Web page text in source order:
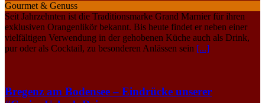
Gourmet & Genuss
Seit Jahrzehnten ist die Traditionsmarke Grand Marnier für ihren
exklusiven Orangenlikör bekannt. Bis heute findet er neben einer
vielfältigen Verwendung in der gehobenen Küche auch als Drink,
pur oder als Cocktail, zu besonderen Anlässen sein [...]
Bregenz am Bodensee – Eindrücke unserer